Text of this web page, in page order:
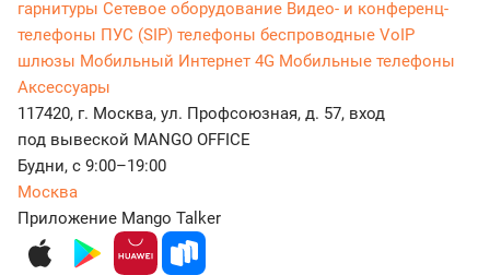
гарнитуры Сетевое оборудование Видео- и конференц-
телефоны ПУС (SIP) телефоны беспроводные VoIP
шлюзы Мобильный Интернет 4G Мобильные телефоны
Аксессуары
117420, г. Москва, ул. Профсоюзная, д. 57, вход
под вывеской MANGO OFFICE
Будни, с 9:00–19:00
Москва
Приложение Mango Talker